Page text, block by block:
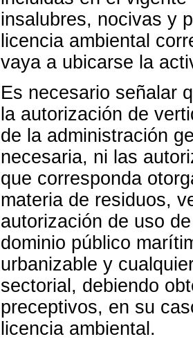
insalubres, nocivas y
licencia ambiental
vaya a ubicarse la
Es necesario señalar
la autorización de
de la administración
necesaria, ni las
que corresponda
materia de residuos,
autorización de uso
dominio público
urbanizable y
sectorial, debiendo
preceptivos, en su
licencia ambiental.